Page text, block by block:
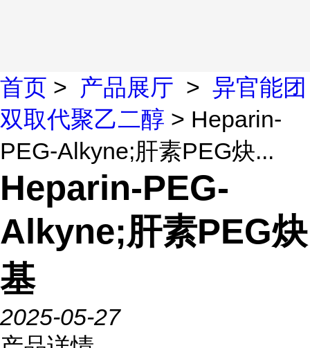
首页 > 产品展厅 > 异官能团
双取代聚乙二醇 > Heparin-
PEG-Alkyne;肝素PEG炔...
Heparin-PEG-
Alkyne;肝素PEG炔
基
2025-05-27